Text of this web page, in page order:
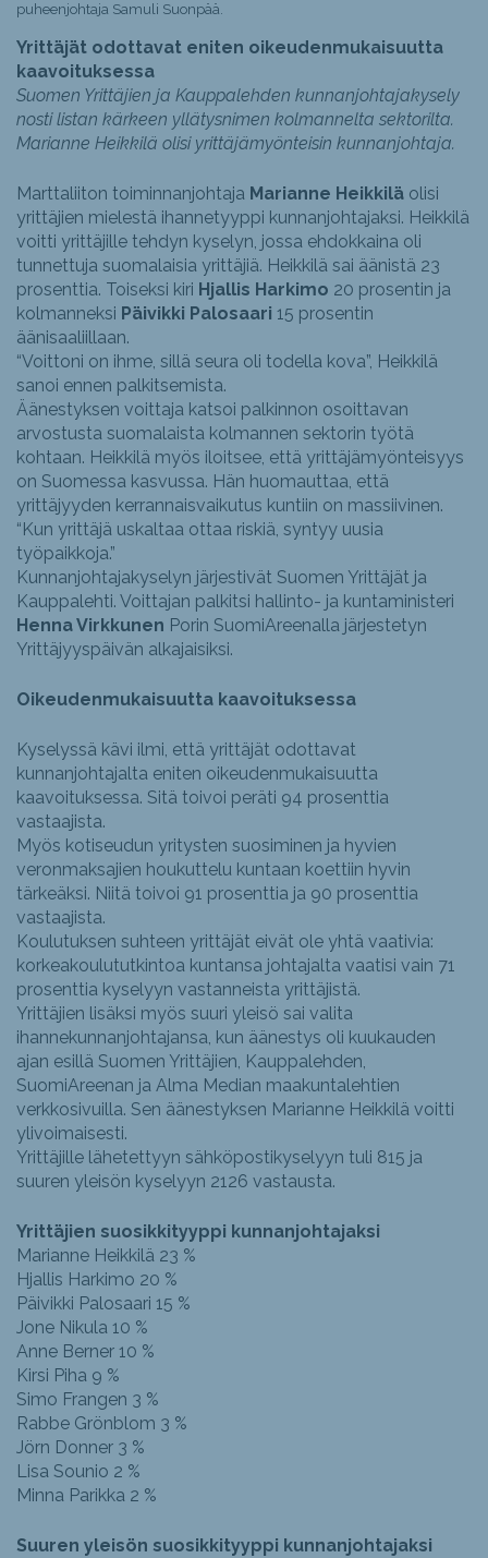
puheenjohtaja Samuli Suonpää.
Yrittäjät odottavat eniten oikeudenmukaisuutta
kaavoituksessa
Suomen Yrittäjien ja Kauppalehden kunnanjohtajakysely
nosti listan kärkeen yllätysnimen kolmannelta sektorilta.
Marianne Heikkilä olisi yrittäjämyönteisin kunnanjohtaja.
Marttaliiton toiminnanjohtaja Marianne Heikkilä olisi
yrittäjien mielestä ihannetyyppi kunnanjohtajaksi. Heikkilä
voitti yrittäjille tehdyn kyselyn, jossa ehdokkaina oli
tunnettuja suomalaisia yrittäjiä. Heikkilä sai äänistä 23
prosenttia. Toiseksi kiri Hjallis Harkimo 20 prosentin ja
kolmanneksi Päivikki Palosaari 15 prosentin
äänisaaliillaan.
“Voittoni on ihme, sillä seura oli todella kova”, Heikkilä
sanoi ennen palkitsemista.
Äänestyksen voittaja katsoi palkinnon osoittavan
arvostusta suomalaista kolmannen sektorin työtä
kohtaan. Heikkilä myös iloitsee, että yrittäjämyönteisyys
on Suomessa kasvussa. Hän huomauttaa, että
yrittäjyyden kerrannaisvaikutus kuntiin on massiivinen.
“Kun yrittäjä uskaltaa ottaa riskiä, syntyy uusia
työpaikkoja.”
Kunnanjohtajakyselyn järjestivät Suomen Yrittäjät ja
Kauppalehti. Voittajan palkitsi hallinto- ja kuntaministeri
Henna Virkkunen Porin SuomiAreenalla järjestetyn
Yrittäjyyspäivän alkajaisiksi.
Oikeudenmukaisuutta kaavoituksessa
Kyselyssä kävi ilmi, että yrittäjät odottavat
kunnanjohtajalta eniten oikeudenmukaisuutta
kaavoituksessa. Sitä toivoi peräti 94 prosenttia
vastaajista.
Myös kotiseudun yritysten suosiminen ja hyvien
veronmaksajien houkuttelu kuntaan koettiin hyvin
tärkeäksi. Niitä toivoi 91 prosenttia ja 90 prosenttia
vastaajista.
Koulutuksen suhteen yrittäjät eivät ole yhtä vaativia:
korkeakoulututkintoa kuntansa johtajalta vaatisi vain 71
prosenttia kyselyyn vastanneista yrittäjistä.
Yrittäjien lisäksi myös suuri yleisö sai valita
ihannekunnanjohtajansa, kun äänestys oli kuukauden
ajan esillä Suomen Yrittäjien, Kauppalehden,
SuomiAreenan ja Alma Median maakuntalehtien
verkkosivuilla. Sen äänestyksen Marianne Heikkilä voitti
ylivoimaisesti.
Yrittäjille lähetettyyn sähköpostikyselyyn tuli 815 ja
suuren yleisön kyselyyn 2126 vastausta.
Yrittäjien suosikkityyppi kunnanjohtajaksi
Marianne Heikkilä 23 %
Hjallis Harkimo 20 %
Päivikki Palosaari 15 %
Jone Nikula 10 %
Anne Berner 10 %
Kirsi Piha 9 %
Simo Frangen 3 %
Rabbe Grönblom 3 %
Jörn Donner 3 %
Lisa Sounio 2 %
Minna Parikka 2 %
Suuren yleisön suosikkityyppi kunnanjohtajaksi